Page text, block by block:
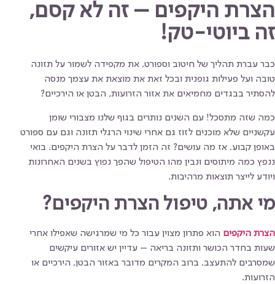
הצרת היקפים – זה לא קסם,
זה ביוטי-טק!
כבר עברת תהליך של חיטוב וספורט, את מקפידה לשמור על תזונה
טובה ועל פעילות גופנית ובכל זאת את מוצאת את עצמך מנסה
להסתיר בבגדים מחמיאים את אזור הזרועות, הבטן או הירכיים?
כמה שזה מתסכל! עם השנים נותרים בגוף שלנו מצבורי שומן
עקשניים שלא מוכנים לזוז גם אחרי שינוי הרגלי תזונה וגם עם ספורט
באופן קבוע. אז מה עושים? זה הזמן לדבר על הצרת היקפים. בואי
ננפץ כמה מיתוסים ונבין מהו הטיפול שהפך נפוץ בשנים האחרונות
ויודע לייצר תוצאות מרהיבות.
מי אתה, טיפול הצרת היקפים?
הצרת היקפים הוא פתרון מצוין עבור כל מי שמרגישה שאפילו אחרי
שעות בחדר הכושר ותזונה בריאה – עדיין יש אזורים עיקשים
שמסרבים להתעצב. ברוב המקרים מדובר באזור הבטן, הירכיים או
הזרועות.